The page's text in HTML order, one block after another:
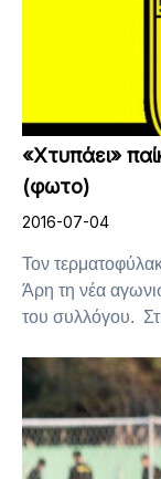
«Χτυπάει»
(φωτο)
2016-07-04
Τον
Άρη τη νέα
του συλλόγου.